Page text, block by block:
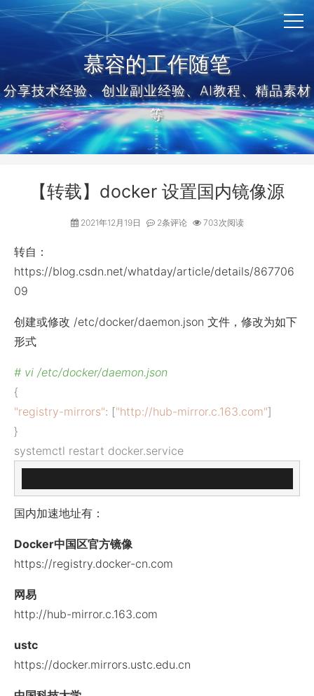
慕容的工作随笔
分享技术经验、创业副业经验、AI教程、精品素材
等
【转载】docker 设置国内镜像源
2021年12月19日 2条评论 703次阅读
转自：
https://blog.csdn.net/whatday/article/details/867706
09
创建或修改 /etc/docker/daemon.json 文件，修改为如下
形式
# vi /etc/docker/daemon.json
{
"registry-mirrors": ["http://hub-mirror.c.163.com"]
}
systemctl restart docker.service
国内加速地址有：
Docker中国区官方镜像
https://registry.docker-cn.com
网易
http://hub-mirror.c.163.com
ustc
https://docker.mirrors.ustc.edu.cn